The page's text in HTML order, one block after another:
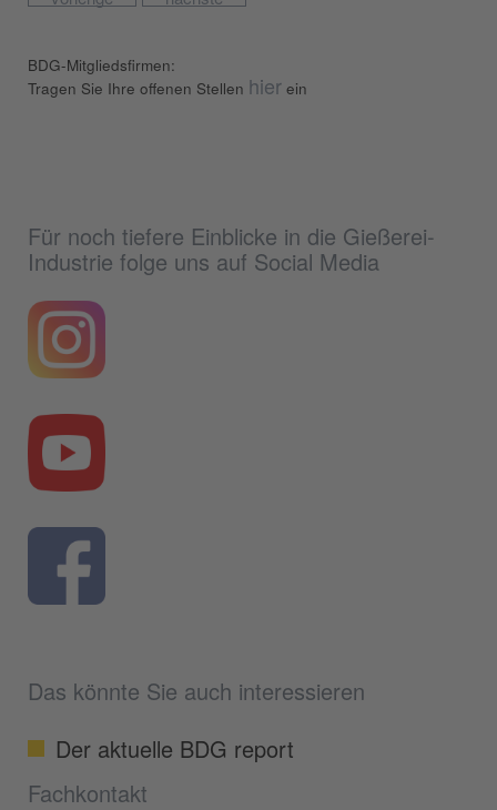
BDG-Mitgliedsfirmen:
Tragen Sie Ihre offenen Stellen hier ein
Für noch tiefere Einblicke in die Gießerei-
Industrie folge uns auf Social Media
Das könnte Sie auch interessieren
Der aktuelle BDG report
Fachkontakt